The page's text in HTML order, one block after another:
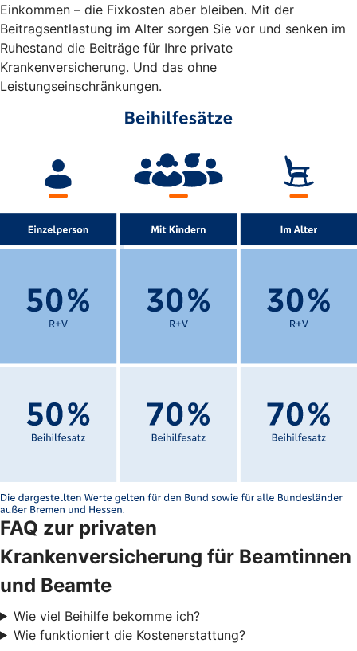
Einkommen – die Fixkosten aber bleiben. Mit der
Beitragsentlastung im Alter sorgen Sie vor und senken im
Ruhestand die Beiträge für Ihre private
Krankenversicherung. Und das ohne
Leistungseinschränkungen.
FAQ zur privaten
Krankenversicherung für Beamtinnen
und Beamte
Wie viel Beihilfe bekomme ich?
Wie funktioniert die Kostenerstattung?